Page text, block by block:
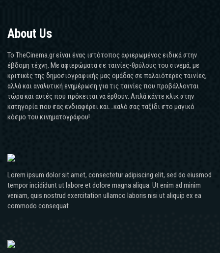
About Us
Το TheCinema.gr είναι ένας ιστότοπος αφιερωμένος ειδικά στην
έβδομη τέχνη. Με αφιερώματα σε ταινίες-θρύλους του σινεμά, με
κριτικές της δημοσιογραφικής μας ομάδας σε παλαιότερες ταινίες,
αλλά και αναλυτική ενημέρωση για τις ταινίες που προβάλλονται
τώρα και αυτές που πρόκειται να έρθουν. Απλά κάντε κλικ στην
κατηγορία που σας ενδιαφέρει και...καλό σας ταξίδι στο μαγικό
κόσμο του κινηματογράφου!
Lorem ipsum dolor sit amet, consectetur adipiscing elit, sed do eiusmod
tempor incididunt ut labore et dolore magna aliqua. Ut enim ad minim
veniam, quis nostrud exercitation ullamco laboris nisi ut aliquip ex ea
commodo consequat